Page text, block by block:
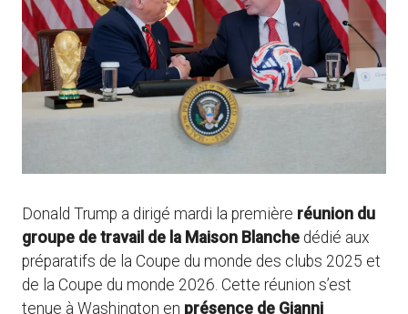
Donald Trump a dirigé mardi la première réunion du
groupe de travail de la Maison Blanche dédié aux
préparatifs de la Coupe du monde des clubs 2025 et
de la Coupe du monde 2026. Cette réunion s’est
tenue à Washington en présence de Gianni